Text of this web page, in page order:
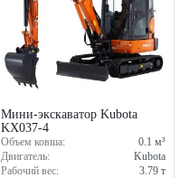
Мини-экскаватор Kubota
KX037-4
Объем ковша: 0.1 м³
Двигатель:
Kubota
Рабочий вес:
3.79 т